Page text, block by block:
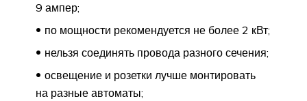
9 ампер;
по мощности рекомендуется не более 2 кВт;
нельзя соединять провода разного сечения;
освещение и розетки лучше монтировать
на разные автоматы;